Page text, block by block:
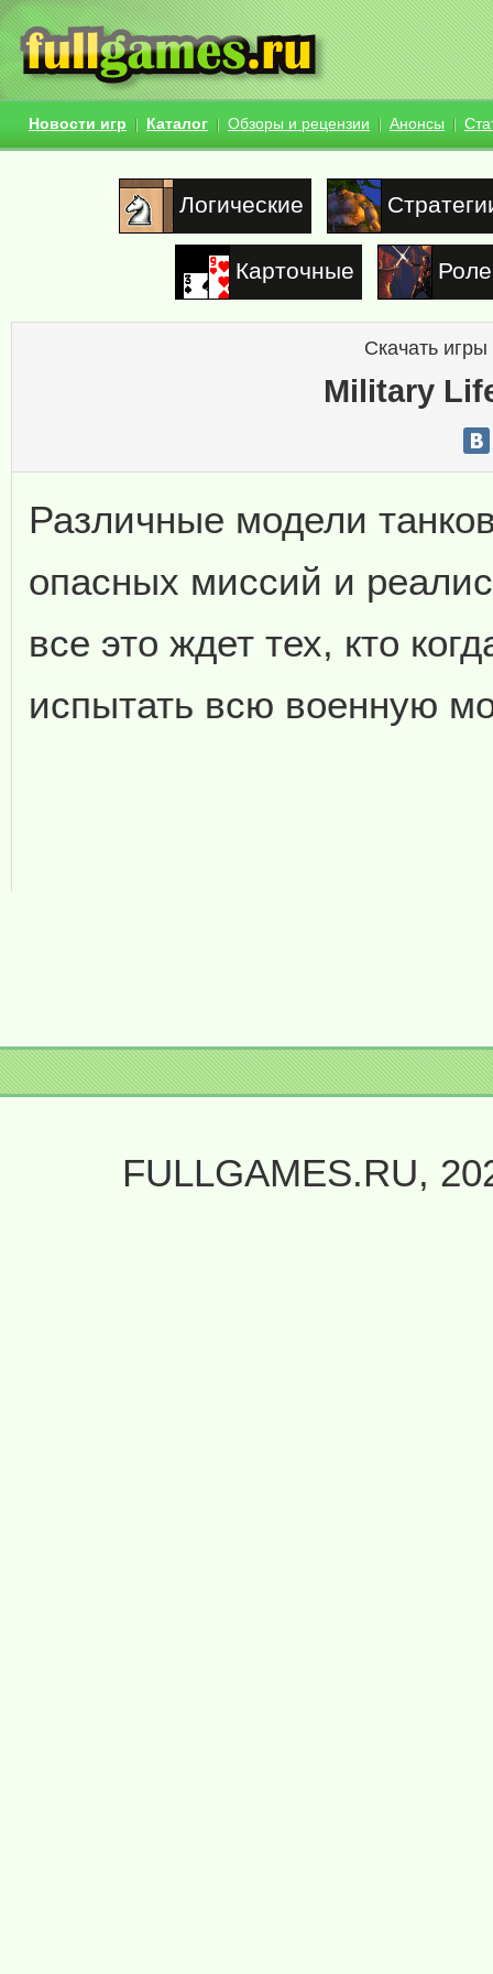
Новости игр Каталог Обзоры и рецензии Анонсы
Логические
Карточные
Скачать
Military
Различные модели
опасных миссий и
все это ждет тех, кто
испытать всю военную
FULLGAMES.RU,